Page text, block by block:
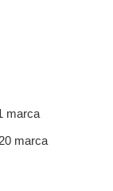
marca
marca